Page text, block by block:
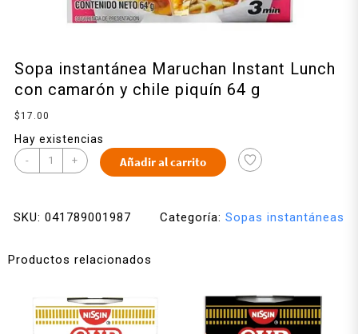
Sopa instantánea Maruchan Instant Lunch
con camarón y chile piquín 64 g
$ 17.00
Hay existencias
- + Añadir al carrito
SKU: 041789001987 Categoría: Sopas instantáneas
Productos relacionados